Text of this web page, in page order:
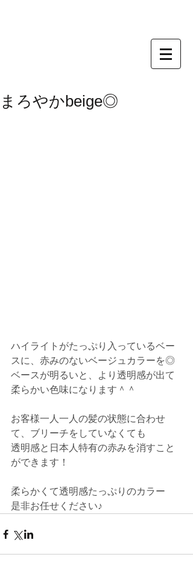
まろやかbeige◎
ハイライトがたっぷり入っているベー
スに、赤みのないベージュカラーを◎
ベースが明るいと、より透明感が出て
柔らかい色味になります＾＾
お客様一人一人の髪の状態に合わせ
て、ブリーチをしていなくても
透明感と日本人特有の赤みを消すこと
ができます！
柔らかくて透明感たっぷりのカラー
是非お任せください♪